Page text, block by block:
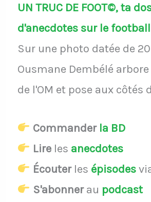
UN TRUC DE FOOT©, ta
d'anecdotes sur le football
Sur une photo datée de
Ousmane Dembélé
de l'OM et pose aux côtés
Commander la BD
Lireles anecdotes
Écouterles épisodes
S'abonnerau podcast